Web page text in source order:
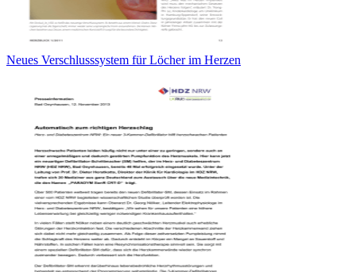
Neues Verschlusssystem für Löcher im Herzen